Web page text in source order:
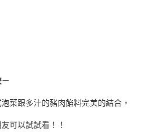
菜跟多汁的豬肉餡料完美的結合，
可以試試看！！